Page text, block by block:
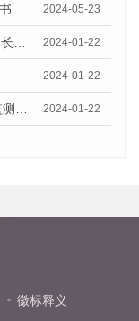
中国地震局党组传达学习贯彻习近平总书记 重要讲话和重要指示精神 2024-05-23
图说图解 | 一图读懂2024年全国地震局长会报告 2024-01-22
2024-01-22
2024年全国地震局长会议：健全完善监测预报预警业务化体系 2024-01-22
徽标释义